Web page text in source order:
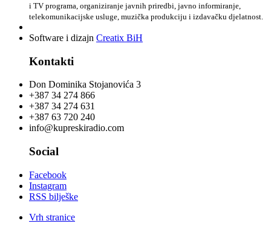
i TV programa, organiziranje javnih priredbi, javno informiranje,
telekomunikacijske usluge, muzička produkciju i izdavačku djelatnost.
Software i dizajn Creatix BiH
Kontakti
Don Dominika Stojanovića 3
+387 34 274 866
+387 34 274 631
+387 63 720 240
info@kupreskiradio.com
Social
Facebook
Instagram
RSS bilješke
Vrh stranice